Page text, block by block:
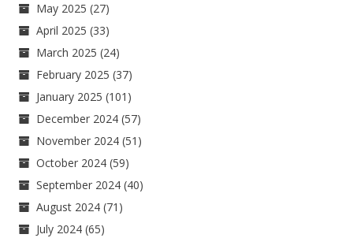
May 2025 (27)
April 2025 (33)
March 2025 (24)
February 2025 (37)
January 2025 (101)
December 2024 (57)
November 2024 (51)
October 2024 (59)
September 2024 (40)
August 2024 (71)
July 2024 (65)